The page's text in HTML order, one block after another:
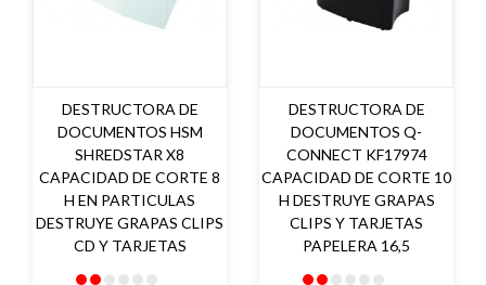
DESTRUCTORA DE
DOCUMENTOS HSM
SHREDSTAR X8
CAPACIDAD DE CORTE 8
H EN PARTICULAS
DESTRUYE GRAPAS CLIPS
CD Y TARJETAS
DESTRUCTORA DE
DOCUMENTOS Q-
CONNECT KF17974
CAPACIDAD DE CORTE 10
H DESTRUYE GRAPAS
CLIPS Y TARJETAS
PAPELERA 16,5